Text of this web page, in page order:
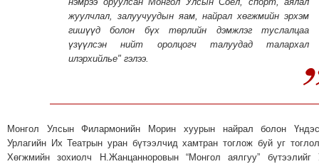
жуулчлал, залуучуудын яам, найрал хөгжмийн эрхэм
гишүүд болон бүх төрлийн дэмжлэг туслалцаа
үзүүлсэн нийт оролцогч талуудад талархал
илэрхийлье" гэлээ.
Монгол Улсын Филармонийн Морин хуурын найрал болон
Урлагийн Их Театрын уран бүтээлчид хамтран тоглож буй уг
Хөгжмийн зохиолч Н.Жанцанноровын “Монгол аялгуу” бүтээлийг